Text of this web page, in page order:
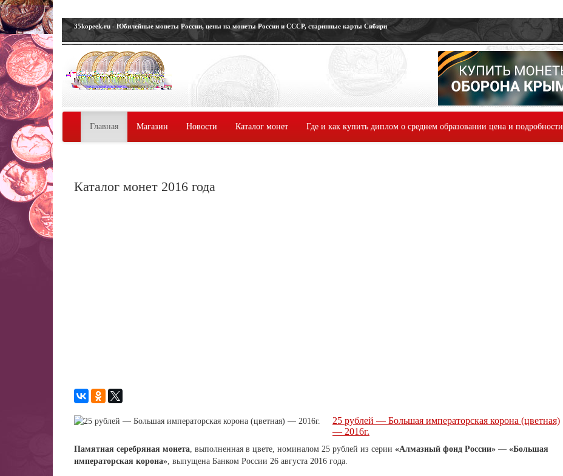
35kopeek.ru - Юбилейные монеты России, цены на монеты России и СССР, старинные карты Сибири
Главная Магазин Новости Каталог монет Где и как купить диплом о среднем образовании цена и подробности
Каталог монет 2016 года
25 рублей — Большая императорская корона (цветная)
— 2016г.
Памятная серебряная монета, выполненная в цвете, номиналом 25 рублей из серии «Алмазный фонд России» — «Большая
императорская корона», выпущена Банком России 26 августа 2016 года.